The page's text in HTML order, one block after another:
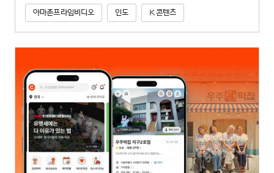
아마존프라임비디오 인도 K콘텐츠